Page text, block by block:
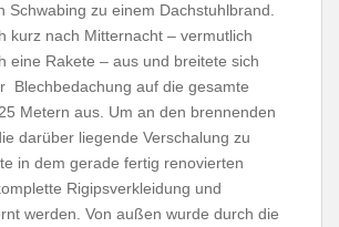
Schwabing zu einem Dachstuhlbrand.
kurz nach Mitternacht – vermutlich
eine Rakete – aus und breitete sich
Blechbedachung auf die gesamte
Metern aus. Um an den brennenden
darüber liegende Verschalung zu
in dem gerade fertig renovierten
Rigipsverkleidung und
werden. Von außen wurde durch die